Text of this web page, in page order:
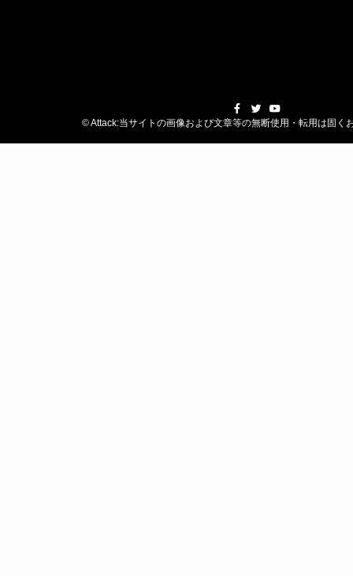
©Attack:当サイトの画像および文章等の無断使用・転用は固く